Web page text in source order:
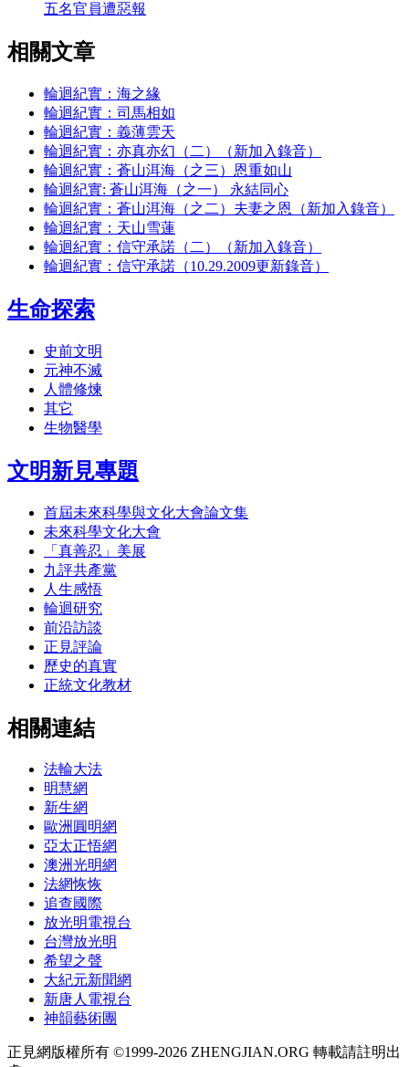
五名官員遭惡報
相關文章
輪迴紀實：海之緣
輪迴紀實：司馬相如
輪迴紀實：義薄雲天
輪迴紀實：亦真亦幻（二）（新加入錄音）
輪迴紀實：蒼山洱海（之三）恩重如山
輪迴紀實: 蒼山洱海（之一） 永結同心
輪迴紀實：蒼山洱海（之二）夫妻之恩（新加入錄音）
輪迴紀實：天山雪蓮
輪迴紀實：信守承諾（二）（新加入錄音）
輪迴紀實：信守承諾（10.29.2009更新錄音）
生命探索
史前文明
元神不滅
人體修煉
其它
生物醫學
文明新見專題
首屆未來科學與文化大會論文集
未來科學文化大會
「真善忍」美展
九評共產黨
人生感悟
輪迴研究
前沿訪談
正見評論
歷史的真實
正統文化教材
相關連結
法輪大法
明慧網
新生網
歐洲圓明網
亞太正悟網
澳洲光明網
法網恢恢
追查國際
放光明電視台
台灣放光明
希望之聲
大紀元新聞網
新唐人電視台
神韻藝術團
正見網版權所有 ©1999-2026 ZHENGJIAN.ORG 轉載請註明出